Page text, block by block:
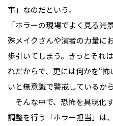
事」なのだという。
「ホラーの現場でよく見る光
殊メイクさんや演者の力量に
歩引いてしまう。きっとそれ
れだからで、更には何かを“
いと無意識で警戒しているか
そんな中で、恐怖を具現化
調整を行う「ホラー担当」は